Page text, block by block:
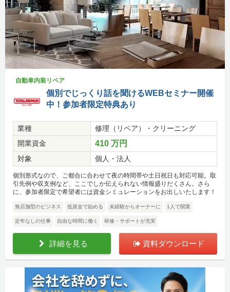
自動車内装リペア
個別でじっくり話を聞けるWEBセミナー開催
中！参加者限定特典あり
業種
修理（リペア）・クリーニング
開業資金
410 万円
対象 個人・法人
個別形式なので、ご都合に合わせて夜の時間帯や土日祝日も対応可能。取
引先例や収支例など、ここでしか伝えられない情報盛りだくさん。さら
に、参加者限定で希望者には資金シミュレーションをお出しいたします！
無店舗型のビジネス 低資金で始める 未経験からオーナーに 1人で開業
定年なしの仕事 自由な時間に働く 研修・サポートが充実
詳細を見る 資料ダウンロード